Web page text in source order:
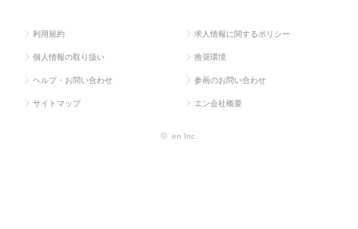
利用規約 求人情報に関するポリシー
個人情報の取り扱い 推奨環境
ヘルプ・お問い合わせ 参画のお問い合わせ
サイトマップ エン会社概要
© en Inc.